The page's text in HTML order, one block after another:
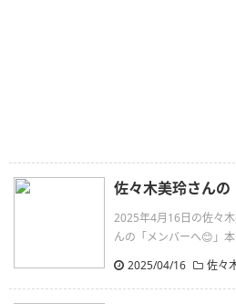
佐々木美玲さんの
2025年4月16日の佐々
んの「メンバーへ😊」
2025/04/16
佐々